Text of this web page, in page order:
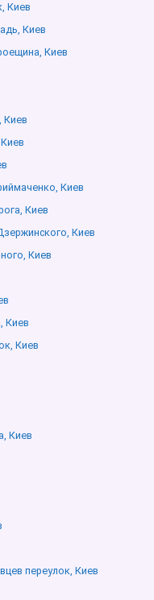
Киев
Киев
Киев
Киев
Киев
Киев
Киев
Киев
Киев
Киев
Киев
переулок, Киев